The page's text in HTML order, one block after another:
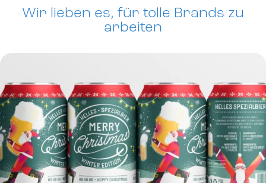
Wir lieben es, für tolle Brands zu
arbeiten